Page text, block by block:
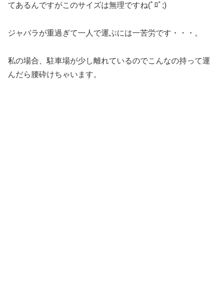
てあるんですがこのサイズは無理ですね(ﾟﾛﾟ;)
ジャバラが重過ぎて一人で運ぶには一苦労です・・・。
私の場合、駐車場が少し離れているのでこんなの持って運
んだら腰砕けちゃいます。